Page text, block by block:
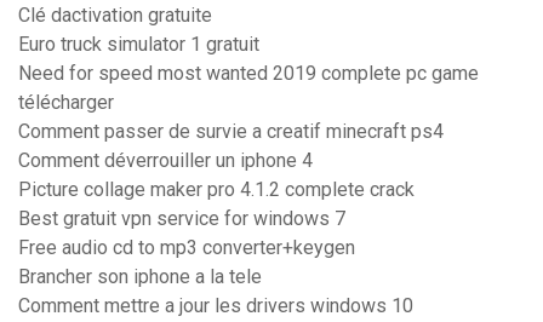
Clé dactivation gratuite
Euro truck simulator 1 gratuit
Need for speed most wanted 2019 complete pc game
télécharger
Comment passer de survie a creatif minecraft ps4
Comment déverrouiller un iphone 4
Picture collage maker pro 4.1.2 complete crack
Best gratuit vpn service for windows 7
Free audio cd to mp3 converter+keygen
Brancher son iphone a la tele
Comment mettre a jour les drivers windows 10